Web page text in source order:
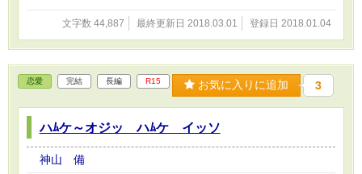
文字数 44,887 最終更新日 2018.03.01 登録日 2018.01.04
恋愛 完結 長編 R15 お気に入りに追加 3
ハﾑケ～オジッ ハﾑケ イッソ
神山 備